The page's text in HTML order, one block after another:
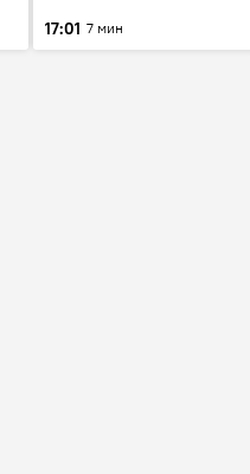
17:01 7 мин